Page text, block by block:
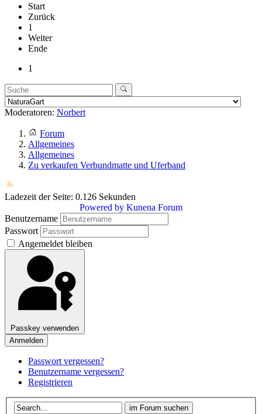
Start
Zurück
1
Weiter
Ende
1
Moderatoren: Norbert
Forum
Allgemeines
Allgemeines
Zu verkaufen Verbundmatte und Uferband
Ladezeit der Seite: 0.126 Sekunden
Powered by Kunena Forum
Benutzername
Passwort
Angemeldet bleiben
Passkey verwenden
Anmelden
Passwort vergessen?
Benutzername vergessen?
Registrieren